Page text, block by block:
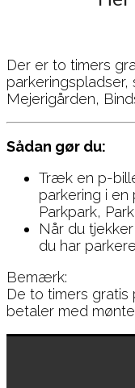
Der er to timers
Mejerigården,
Sådan gør du:
Træk en p-
parkering i en
Parkpark,
Når du
du har
Bemærk:
De to timers
betaler med